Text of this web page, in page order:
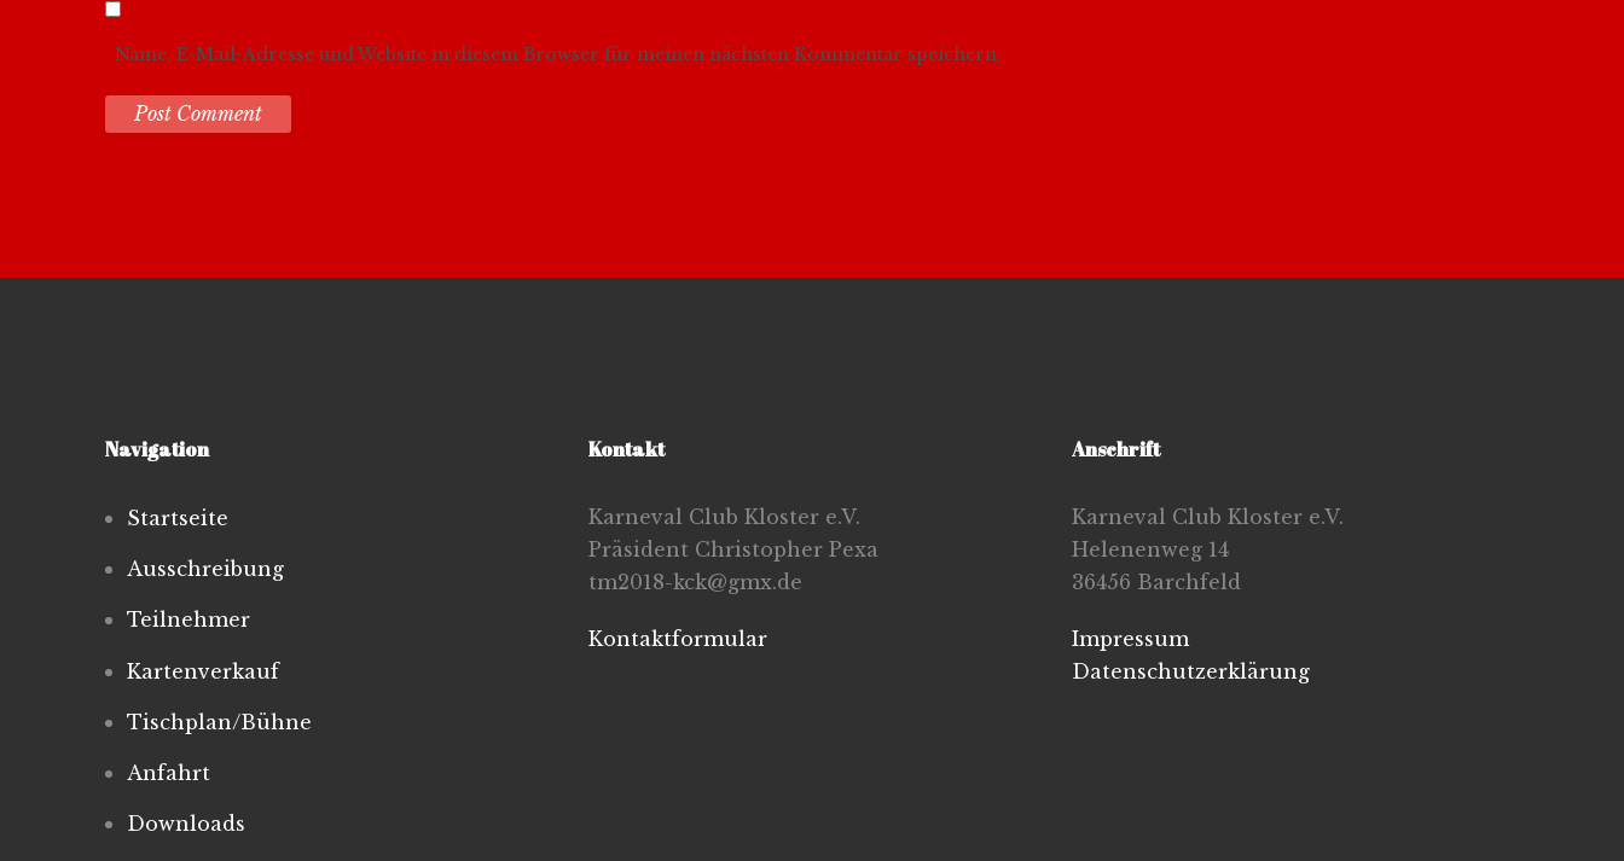
Name, E-Mail-Adresse und Website in diesem Browser für meinen nächsten Kommentar speichern.
Navigation
Startseite
Ausschreibung
Teilnehmer
Kartenverkauf
Tischplan/Bühne
Anfahrt
Downloads
Kontakt
Karneval Club Kloster e.V.
Präsident Christopher Pexa
tm2018-kck@gmx.de
Kontaktformular
Anschrift
Karneval Club Kloster e.V.
Helenenweg 14
36456 Barchfeld
Impressum
Datenschutzerklärung